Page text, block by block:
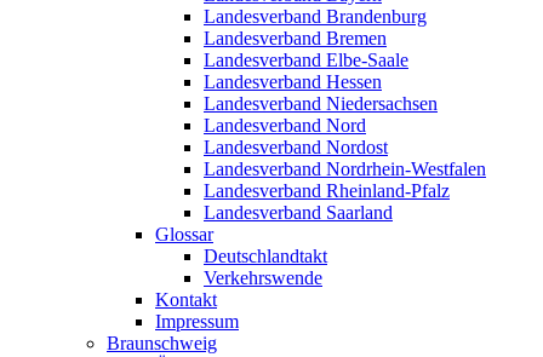
Landesverband Brandenburg
Landesverband Bremen
Landesverband Elbe-Saale
Landesverband Hessen
Landesverband Niedersachsen
Landesverband Nord
Landesverband Nordost
Landesverband Nordrhein-Westfalen
Landesverband Rheinland-Pfalz
Landesverband Saarland
Glossar
Deutschlandtakt
Verkehrswende
Kontakt
Impressum
Braunschweig